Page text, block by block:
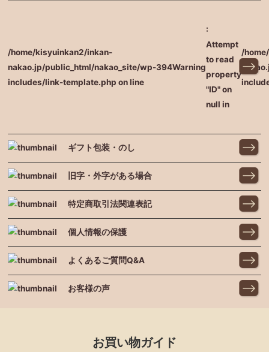
/home/kisyuinkan2/inkan-
nakao.jp/public_html/nakao_site/wp-
includes/link-template.php on line
394Warning
:
Attempt
to read
property
"ID" on
null in
/
ギフト包装・のし
旧字・外字がある場合
特定商取引法関連表記
個人情報の保護
よくあるご質問Q&A
お客様の声
お買い物ガイド